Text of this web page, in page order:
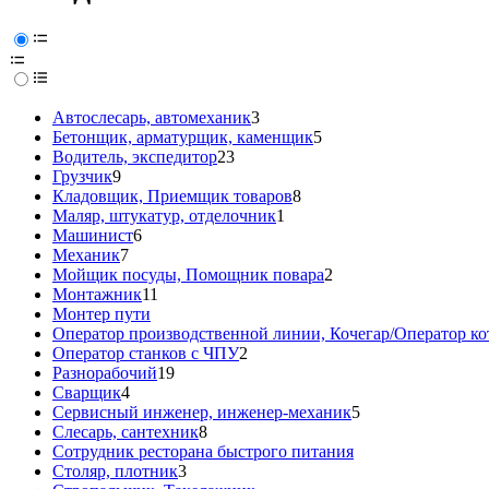
Автослесарь, автомеханик3
Бетонщик, арматурщик, каменщик5
Водитель, экспедитор23
Грузчик9
Кладовщик, Приемщик товаров8
Маляр, штукатур, отделочник1
Машинист6
Механик7
Мойщик посуды, Помощник повара2
Монтажник11
Монтер пути
Оператор производственной линии, Кочегар/Оператор
Оператор станков с ЧПУ2
Разнорабочий19
Сварщик4
Сервисный инженер, инженер-механик5
Слесарь, сантехник8
Сотрудник ресторана быстрого питания
Столяр, плотник3